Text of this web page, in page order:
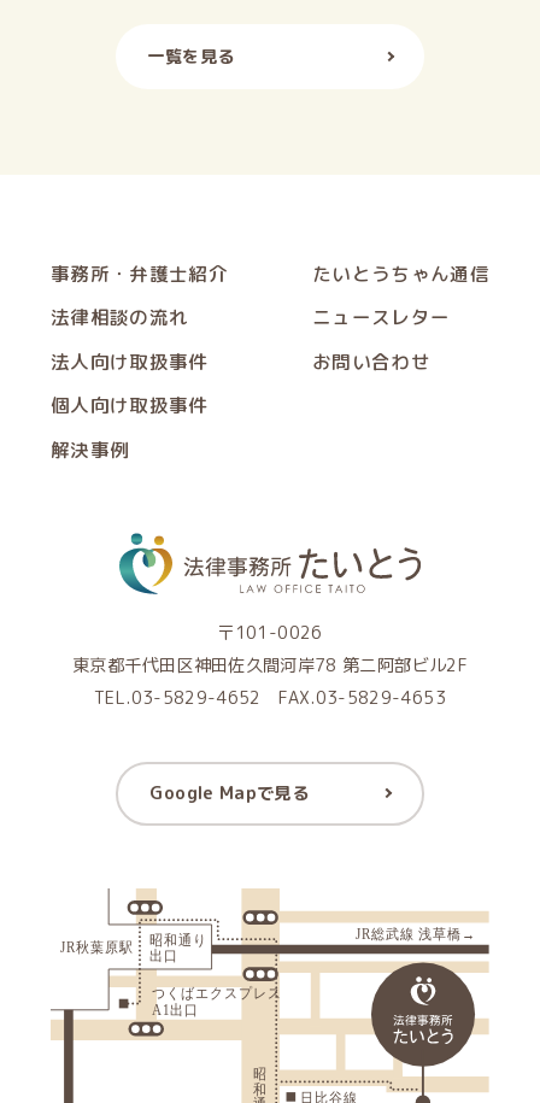
一覧を見る
事務所・弁護士紹介
法律相談の流れ
法人向け取扱事件
個人向け取扱事件
解決事例
たいとうちゃん通信
ニュースレター
お問い合わせ
〒101-0026
東京都千代田区神田佐久間河岸78 第二阿部ビル2F
TEL.03-5829-4652 FAX.03-5829-4653
Google Mapで見る